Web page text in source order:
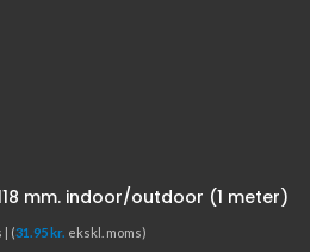
mm. indoor/outdoor (1 meter)
| (31.95 kr. ekskl. moms)